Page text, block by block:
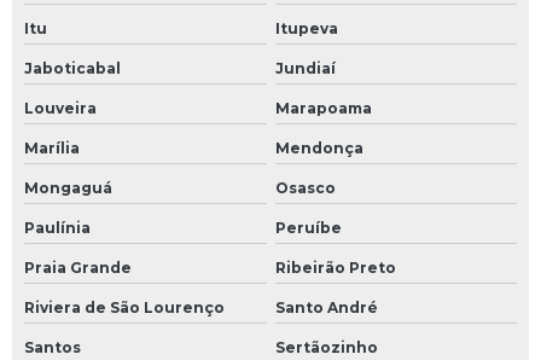
Itu Itupeva
Jaboticabal Jundiaí
Louveira Marapoama
Marília Mendonça
Mongaguá Osasco
Paulínia Peruíbe
Praia Grande Ribeirão Preto
Riviera de São Lourenço Santo André
Santos Sertãozinho